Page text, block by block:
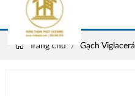
Trang chủ Gạch Viglacera